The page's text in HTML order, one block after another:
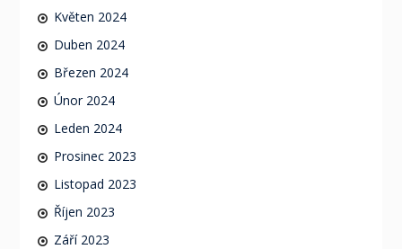
Květen 2024
Duben 2024
Březen 2024
Únor 2024
Leden 2024
Prosinec 2023
Listopad 2023
Říjen 2023
Září 2023